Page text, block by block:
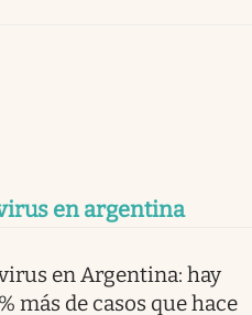
en argentina
en Argentina: hay
más de casos que hace